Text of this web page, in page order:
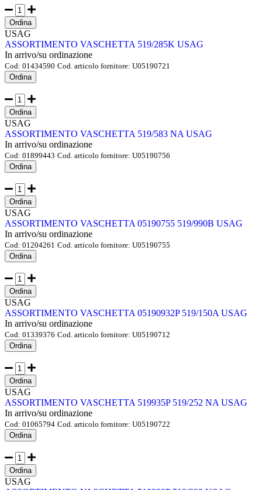
Ordina
USAG
ASSORTIMENTO VASCHETTA 519/285K USAG
In arrivo/su ordinazione
Cod: 01434590 Cod. articolo fornitore: U05190721
Ordina
Ordina
USAG
ASSORTIMENTO VASCHETTA 519/583 NA USAG
In arrivo/su ordinazione
Cod: 01899443 Cod. articolo fornitore: U05190756
Ordina
Ordina
USAG
ASSORTIMENTO VASCHETTA 05190755 519/990B USAG
In arrivo/su ordinazione
Cod: 01204261 Cod. articolo fornitore: U05190755
Ordina
Ordina
USAG
ASSORTIMENTO VASCHETTA 05190932P 519/150A USAG
In arrivo/su ordinazione
Cod: 01339376 Cod. articolo fornitore: U05190712
Ordina
Ordina
USAG
ASSORTIMENTO VASCHETTA 519935P 519/252 NA USAG
In arrivo/su ordinazione
Cod: 01065794 Cod. articolo fornitore: U05190722
Ordina
Ordina
USAG